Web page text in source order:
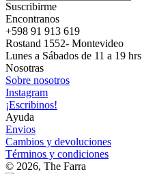
Suscribirme
Encontranos
+598 91 913 619
Rostand 1552- Montevideo
Lunes a Sábados de 11 a 19 hrs
Nosotras
Sobre nosotros
Instagram
¡Escribinos!
Ayuda
Envios
Cambios y devoluciones
Términos y condiciones
© 2026, The Farra